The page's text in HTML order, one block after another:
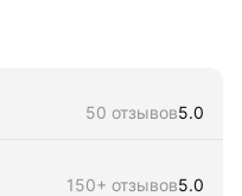
50 отзывов5.0
150+ отзывов5.0